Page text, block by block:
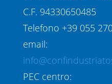
C.F. 94330650485
Telefono +39 055
email:
PEC centro: